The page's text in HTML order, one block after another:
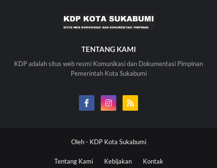
TENTANG KAMI
KDP adalah situs web resmi Komunikasi dan Dokumentasi Pimpinan
Pemerintah Kota Sukabumi
Oleh - KDP Kota Sukabumi
Tentang Kami Kebijakan Kontak